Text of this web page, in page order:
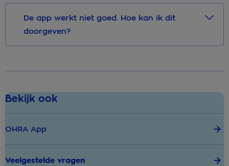
De app werkt niet goed. Hoe kan ik dit
doorgeven?
Bekijk ook
OHRA App
Veelgestelde vragen